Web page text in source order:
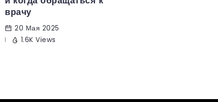
врачу
20 Мая 2025
1.6K Views